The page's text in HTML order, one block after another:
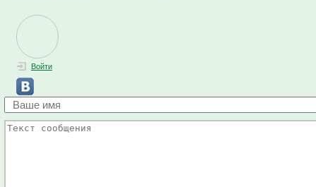
Войти